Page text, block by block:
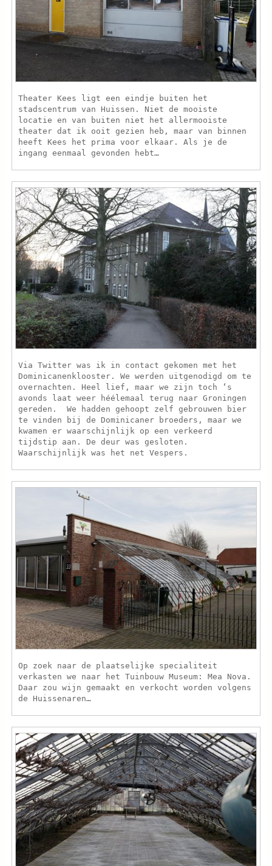
Theater Kees ligt een eindje buiten het
stadscentrum van Huissen. Niet de mooiste
locatie en van buiten niet het allermooiste
theater dat ik ooit gezien heb, maar van binnen
heeft Kees het prima voor elkaar. Als je de
ingang eenmaal gevonden hebt…
Via Twitter was ik in contact gekomen met het
Dominicanenklooster. We werden uitgenodigd om te
overnachten. Heel lief, maar we zijn toch ‘s
avonds laat weer héélemaal terug naar Groningen
gereden. We hadden gehoopt zelf gebrouwen bier
te vinden bij de Dominicaner broeders, maar we
kwamen er waarschijnlijk op een verkeerd
tijdstip aan. De deur was gesloten.
Waarschijnlijk was het net Vespers.
Op zoek naar de plaatselijke specialiteit
verkasten we naar het Tuinbouw Museum: Mea Nova.
Daar zou wijn gemaakt en verkocht worden volgens
de Huissenaren…